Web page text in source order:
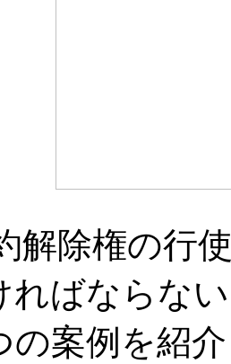
解除権の行
ればならな
の案例を紹